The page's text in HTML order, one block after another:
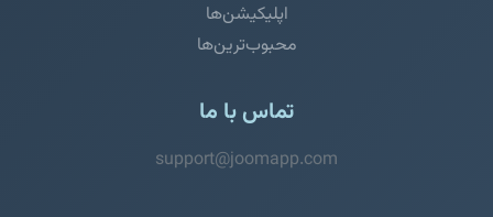
اپلیکیشن‌ها
محبوب‌ترین‌ها
تماس با ما
support@joomapp.com